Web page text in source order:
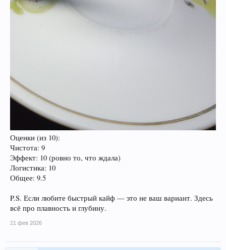
Оценки (из 10):
Чистота: 9
Эффект: 10 (ровно то, что ждала)
Логистика: 10
Общее: 9.5
P.S. Если любите быстрый кайф — это не ваш вариант. Здесь
всё про плавность и глубину.
21 фев 2026